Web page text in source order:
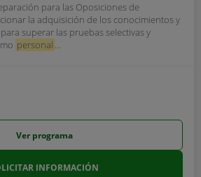
para las Oposiciones de
la adquisición de los conocimientos y
superar las pruebas selectivas y
personal ...
Ver programa
INFORMACIÓN